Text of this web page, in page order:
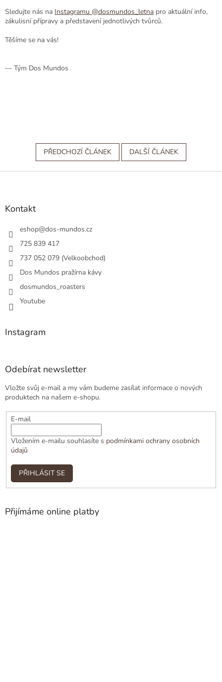
Sledujte nás na Instagramu @dosmundos_letna pro aktuální info,
zákulisní přípravy a představení jednotlivých tvůrců.
Těšíme se na vás!
— Tým Dos Mundos
PŘEDCHOZÍ ČLÁNEK DALŠÍ ČLÁNEK
Z
Kontakt
eshop@dos-mundos.cz
725 839 417
737 052 079 (Velkoobchod)
Dos Mundos pražírna kávy
dosmundos_roasters
Youtube
Instagram
Odebírat newsletter
Vložte svůj e-mail a my vám budeme zasílat informace o nových
produktech na našem e-shopu.
E-mail
Vložením e-mailu souhlasíte s podmínkami ochrany osobních
údajů
PŘIHLÁSIT SE
Přijímáme online platby